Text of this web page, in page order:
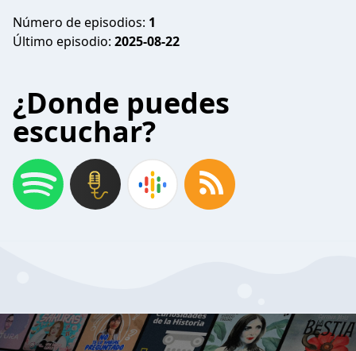
Número de episodios: 1
Último episodio: 2025-08-22
¿Donde puedes
escuchar?